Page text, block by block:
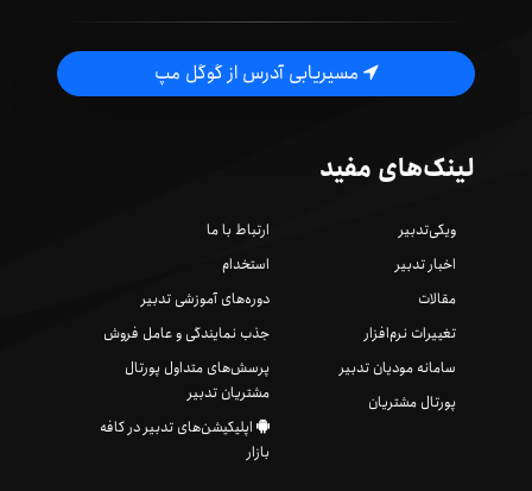
مسیریابی آدرس از گوگل مپ
لینک‌های مفید
ویکی‌تدبیر
اخبار تدبیر
مقالات
تغییرات نرم‌افزار
سامانه مودیان تدبیر
پورتال مشتریان
ارتباط با ما
استخدام
دوره‌های آموزشی تدبیر
جذب نمایندگی و عامل فروش
پرسش‌های متداول پورتال
مشتریان تدبیر
اپلیکیشن‌های تدبیر در کافه
بازار